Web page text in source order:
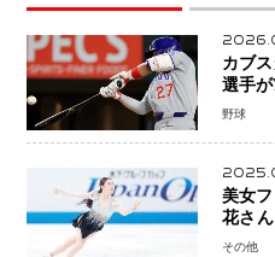
カブ
選手
アーチ
野球
美女
花さ
手権
その他